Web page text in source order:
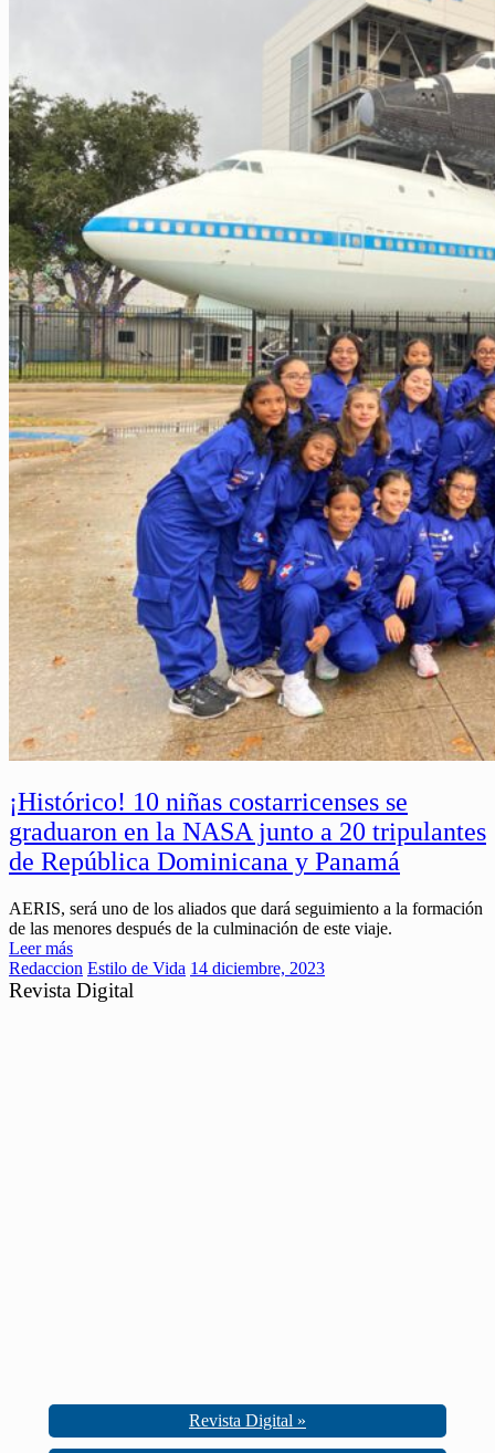
¡Histórico! 10 niñas costarricenses se
graduaron en la NASA junto a 20 tripulantes
de República Dominicana y Panamá
AERIS, será uno de los aliados que dará seguimiento a la formación
de las menores después de la culminación de este viaje.
Leer más
Redaccion Estilo de Vida 14 diciembre, 2023
Revista Digital
Revista Digital »